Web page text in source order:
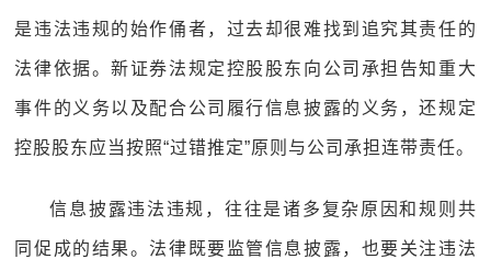
是违法违规的始作俑者，过去却很难找到追究其责任的
法律依据。新证券法规定控股股东向公司承担告知重大
事件的义务以及配合公司履行信息披露的义务，还规定
控股股东应当按照“过错推定”原则与公司承担连带责任。
信息披露违法违规，往往是诸多复杂原因和规则共
同促成的结果。法律既要监管信息披露，也要关注违法